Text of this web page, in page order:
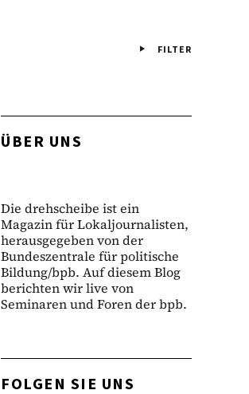
FILTER
ÜBER UNS
Die drehscheibe ist ein
Magazin für Lokaljournalisten,
herausgegeben von der
Bundeszentrale für politische
Bildung/bpb. Auf diesem Blog
berichten wir live von
Seminaren und Foren der bpb.
FOLGEN SIE UNS